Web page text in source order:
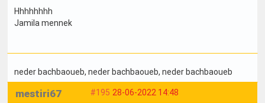
Hhhhhhhh
Jamila mennek
neder bachbaoueb, neder bachbaoueb, neder bachbaoueb
#195 28-06-2022 14:48
mestiri67